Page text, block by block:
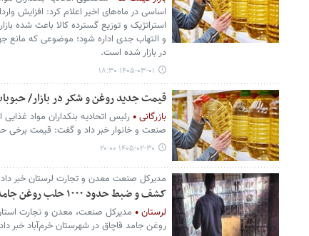
اساسی در ماه‌های اخیر اعلام کرد: افزایش
استراتژیک و توزیع گسترده کالا باعث شده
و التهاب جدی اداره شود؛ موضوعی که
در بازار شده است.
۱۴۰۵-۰۳-۰۱ ۱۸:۳۰
قیمت جدید روغن و شکر در بازار/
بازرگانی
رئیس اتحادیه بنکداران مواد
صنعت و خانوار خبر داد و گفت: قیمت برخی
۱۴۰۵-۰۲-۳۰ ۲۰:۰۰
مدیرکل صنعت معدن و تجارت لرستان خبر
کشف و ضبط حدود ۱۰۰۰ حلب روغن جامد قاچاق در خرم‌آباد
لرستان
مدیرکل صنعت، معدن و تجارت
روغن جامد قاچاق در شهرستان خرم‌آباد خبر